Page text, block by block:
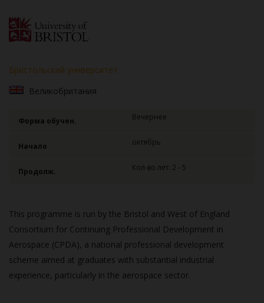
Бристольский университет
Великобритания
Форма обучен. Вечернее
Начало октябрь
Продолж. Кол-во лет: 2 - 5
This programme is run by the Bristol and West of England
Consortium for Continuing Professional Development in
Aerospace (CPDA), a national professional development
scheme aimed at graduates with substantial industrial
experience, particularly in the aerospace sector.